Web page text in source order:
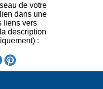
de votre
dans une
liens vers
description
: